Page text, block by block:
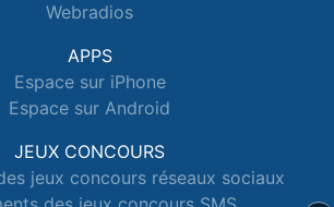
Webradios
APPS
Espace sur iPhone
Espace sur Android
JEUX CONCOURS
jeux concours réseaux sociaux